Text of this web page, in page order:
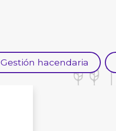
Gestión hacendaria